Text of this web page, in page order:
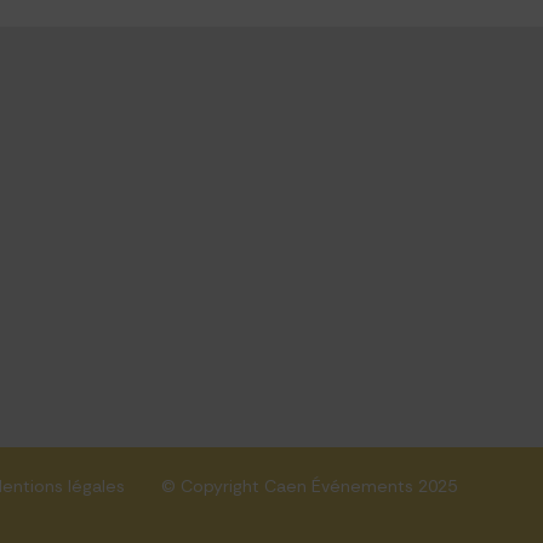
légales © Copyright Caen Événements 2025